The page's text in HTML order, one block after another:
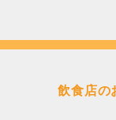
飲食店の